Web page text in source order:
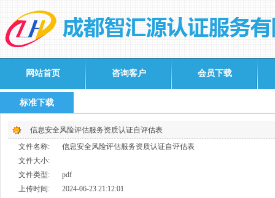
网站首页 咨询客户 会员下载
标准下载
信息安全风险评估服务资质认证自评估表
文件名称:
信息安全风险评估服务资质认证自评估表
文件大小:
文件类型:
pdf
上传时间:
2024-06-23 21:12:01